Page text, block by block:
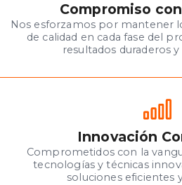
Compromiso
Nos esforzamos por mantener
de calidad en cada fase del
resultados duraderos
Innovación
Comprometidos con la
tecnologías y técnicas
soluciones eficientes